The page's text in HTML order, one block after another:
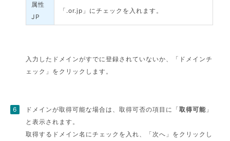
属性
JP
「.or.jp」にチェックを入れます。
入力したドメインがすでに登録されていないか、「ドメインチ
ェック」をクリックします。
ドメインが取得可能な場合は、取得可否の項目に「取得可能 」
と表示されます。
取得するドメイン名にチェックを入れ、「次へ」をクリックし